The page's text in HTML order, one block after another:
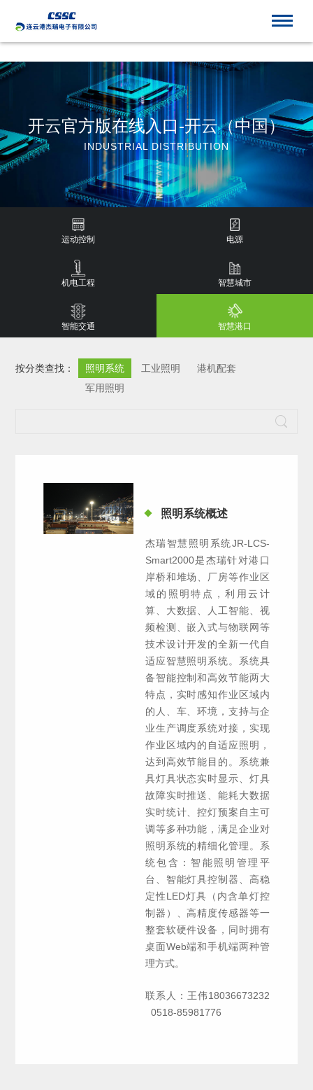
开云官方版在线入口
开云官方版在线入口-开云（中国）
INDUSTRIAL DISTRIBUTION
运动控制 电源
机电工程 智慧城市
智能交通 智慧港口
按分类查找： 照明系统 工业照明
港机配套
军用照明
照明系统概述
杰瑞智慧照明系统JR-LCS-
Smart2000是杰瑞针对港口
岸桥和堆场、厂房等作业区
域的照明特点，利用云计
算、大数据、人工智能、视
频检测、嵌入式与物联网等
技术设计开发的全新一代自
适应智慧照明系统。系统具
备智能控制和高效节能两大
特点，实时感知作业区域内
的人、车、环境，支持与企
业生产调度系统对接，实现
作业区域内的自适应照明，
达到高效节能目的。系统兼
具灯具状态实时显示、灯具
故障实时推送、能耗大数据
实时统计、控灯预案自主可
调等多种功能，满足企业对
照明系统的精细化管理。系
统包含：智能照明管理平
台、智能灯具控制器、高稳
定性LED灯具（内含单灯控
制器）、高精度传感器等一
整套软硬件设备，同时拥有
桌面Web端和手机端两种管
理方式。
联系人：王伟18036673232
0518-85981776